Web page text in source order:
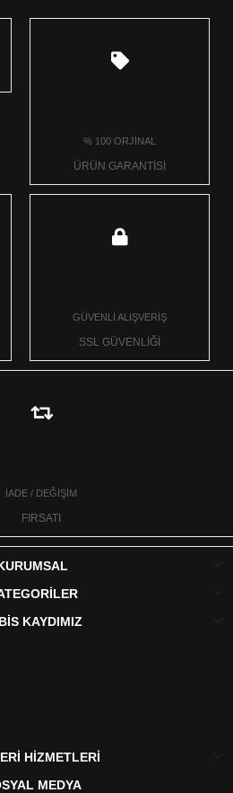
% 100 ORJİNAL
ÜRÜN GARANTİSİ
GÜVENLİ ALIŞVERİŞ
SSL GÜVENLİĞİ
İADE / DEĞİŞİM
FIRSATI
KAYDIMIZ
HİZMETLERİ
MEDYA